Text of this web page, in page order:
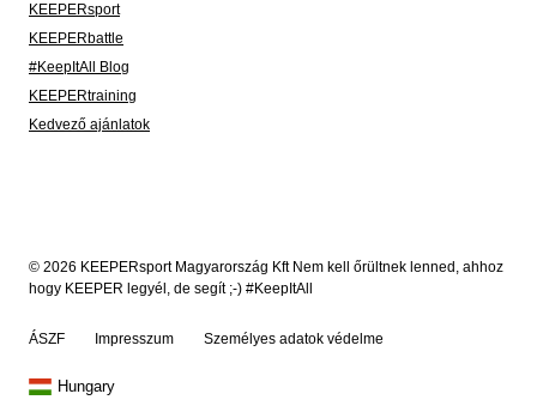
KEEPERsport
KEEPERbattle
#KeepItAll Blog
KEEPERtraining
Kedvező ajánlatok
© 2026 KEEPERsport Magyarország Kft Nem kell őrültnek lenned, ahhoz
hogy KEEPER legyél, de segít ;-) #KeepItAll
ÁSZF Impresszum Személyes adatok védelme
Hungary